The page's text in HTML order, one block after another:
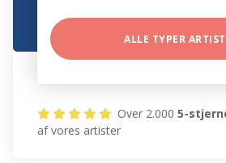
ALLE TYPER
Over 2.0005-
af vores artister